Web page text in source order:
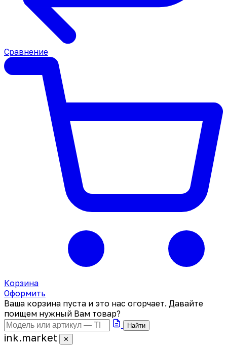
Сравнение
Корзина
Оформить
Ваша корзина пуста и это нас огорчает. Давайте
поищем нужный Вам товар?
Найти
ink.market ✕